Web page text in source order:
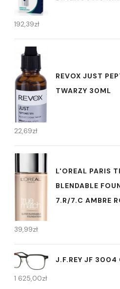
192,39zł
REVOX JUST
TWARZY 30ML
22,69zł
L'OREAL PARIS
BLENDABLE
7.R/7.C AMBRE
39,99zł
J.F.REY JF
1 625,00zł